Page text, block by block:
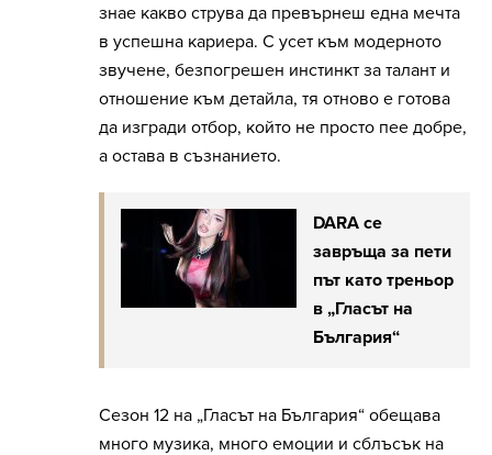
знае какво струва да превърнеш една мечта
в успешна кариера. С усет към модерното
звучене, безпогрешен инстинкт за талант и
отношение към детайла, тя отново е готова
да изгради отбор, който не просто пее добре,
а остава в съзнанието.
DARA се
завръща за пети
път като треньор
в „Гласът на
България“
Сезон 12 на „Гласът на България“ обещава
много музика, много емоции и сблъсък на